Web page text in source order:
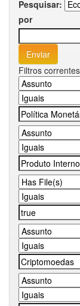
Pesquisar:
por
Filtros